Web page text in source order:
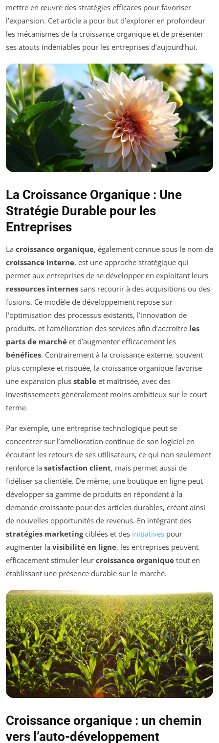
mettre en œuvre des stratégies efficaces pour favoriser
l’expansion. Cet article a pour but d’explorer en profondeur
les mécanismes de la croissance organique et de présenter
ses atouts indéniables pour les entreprises d’aujourd’hui.
La Croissance Organique : Une
Stratégie Durable pour les
Entreprises
La croissance organique, également connue sous le nom de
croissance interne, est une approche stratégique qui
permet aux entreprises de se développer en exploitant leurs
ressources internes sans recourir à des acquisitions ou des
fusions. Ce modèle de développement repose sur
l’optimisation des processus existants, l’innovation de
produits, et l’amélioration des services afin d’accroître les
parts de marché et d’augmenter efficacement les
bénéfices. Contrairement à la croissance externe, souvent
plus complexe et risquée, la croissance organique favorise
une expansion plus stable et maîtrisée, avec des
investissements généralement moins ambitieux sur le court
terme.
Par exemple, une entreprise technologique peut se
concentrer sur l’amélioration continue de son logiciel en
écoutant les retours de ses utilisateurs, ce qui non seulement
renforce la satisfaction client, mais permet aussi de
fidéliser sa clientèle. De même, une boutique en ligne peut
développer sa gamme de produits en répondant à la
demande croissante pour des articles durables, créant ainsi
de nouvelles opportunités de revenus. En intégrant des
stratégies marketingciblées et des initiatives pour
augmenter la visibilité en ligne, les entreprises peuvent
efficacement stimuler leur croissance organique tout en
établissant une présence durable sur le marché.
Croissance organique : un chemin
vers l’auto-développement